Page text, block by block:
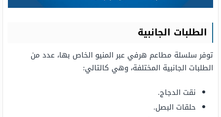
الطلبات الجانبية
توفر سلسلة مطاعم هرفي عبر المنيو الخاص بها، عدد من
الطلبات الجانبية المختلفة، وهي كالتالي:
نقت الدجاج.
حلقات البصل.